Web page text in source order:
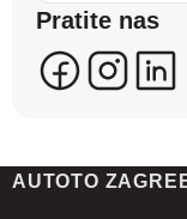
Pratite nas
AUTOTO
se kreirati
više uređaja i
koriste ove
ispravno